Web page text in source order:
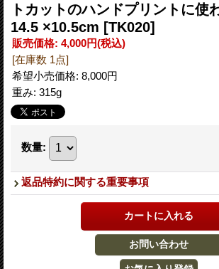
トカットのハンドプリントに使
14.5 ×10.5cm [TK020]
販売価格: 4,000円(税込)
[在庫数 1点]
希望小売価格: 8,000円
重み: 315g
数量:
返品特約に関する重要事項